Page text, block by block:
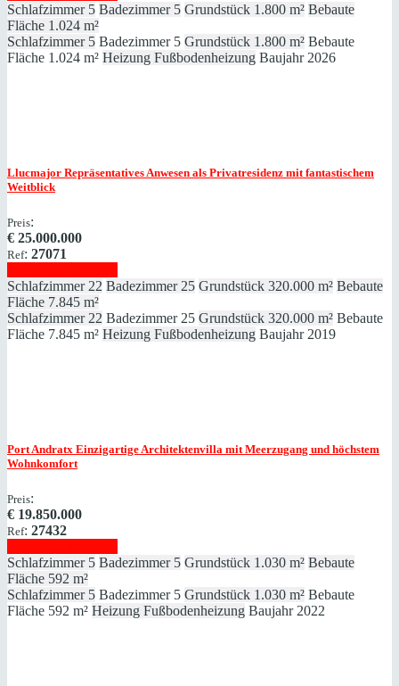
Schlafzimmer 5 Badezimmer 5 Grundstück 1.800 m² Bebaute
Fläche 1.024 m²
Schlafzimmer 5 Badezimmer 5 Grundstück 1.800 m² Bebaute
Fläche 1.024 m² Heizung Fußbodenheizung Baujahr 2026
Llucmajor Repräsentatives Anwesen als Privatresidenz mit fantastischem
Weitblick
Preis:
€ 25.000.000
Ref: 27071
Schlafzimmer 22 Badezimmer 25 Grundstück 320.000 m² Bebaute
Fläche 7.845 m²
Schlafzimmer 22 Badezimmer 25 Grundstück 320.000 m² Bebaute
Fläche 7.845 m² Heizung Fußbodenheizung Baujahr 2019
Port Andratx Einzigartige Architektenvilla mit Meerzugang und höchstem
Wohnkomfort
Preis:
€ 19.850.000
Ref: 27432
Schlafzimmer 5 Badezimmer 5 Grundstück 1.030 m² Bebaute
Fläche 592 m²
Schlafzimmer 5 Badezimmer 5 Grundstück 1.030 m² Bebaute
Fläche 592 m² Heizung Fußbodenheizung Baujahr 2022